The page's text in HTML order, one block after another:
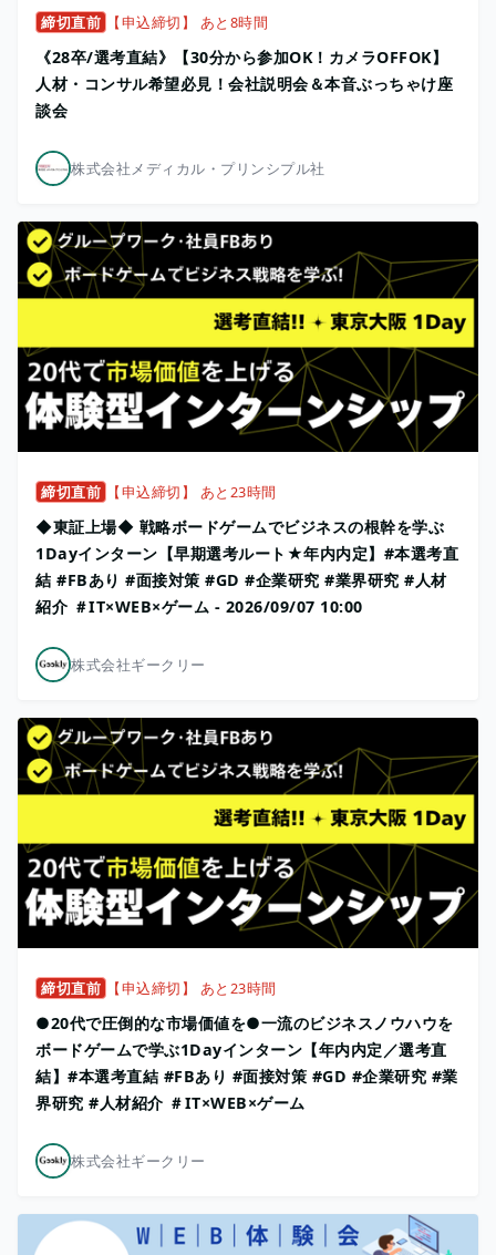
締切直前 【申込締切】 あと8時間
《28卒/選考直結》【30分から参加OK！カメラOFFOK】
人材・コンサル希望必見！会社説明会＆本音ぶっちゃけ座
談会
株式会社メディカル・プリンシプル社
締切直前 【申込締切】 あと23時間
◆東証上場◆ 戦略ボードゲームでビジネスの根幹を学ぶ
1Dayインターン【早期選考ルート★年内内定】#本選考直
結 #FBあり #面接対策 #GD #企業研究 #業界研究 #人材
紹介 ＃IT×WEB×ゲーム - 2026/09/07 10:00
株式会社ギークリー
締切直前 【申込締切】 あと23時間
●20代で圧倒的な市場価値を●一流のビジネスノウハウを
ボードゲームで学ぶ1Dayインターン【年内内定／選考直
結】#本選考直結 #FBあり #面接対策 #GD #企業研究 #業
界研究 #人材紹介 ＃IT×WEB×ゲーム
株式会社ギークリー